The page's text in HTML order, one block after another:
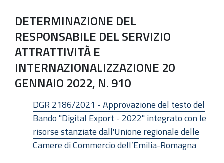
DETERMINAZIONE DEL
RESPONSABILE DEL SERVIZIO
ATTRATTIVITÀ E
INTERNAZIONALIZZAZIONE 20
GENNAIO 2022, N. 910
DGR 2186/2021 - Approvazione del testo del
Bando "Digital Export - 2022" integrato con le
risorse stanziate dall'Unione regionale delle
Camere di Commercio dell’Emilia-Romagna